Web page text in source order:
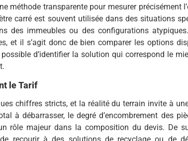
méthode transparente pour mesurer précisément
carré est souvent utilisée dans des situations
des immeubles ou des configurations
et il s’agit donc de bien comparer les options
d’identifier la solution qui correspond le
le Tarif
chiffres stricts, et la réalité du terrain invite à
à débarrasser, le degré d’encombrement des
rôle majeur dans la composition du devis. De
recourir à des solutions de recyclage ou de